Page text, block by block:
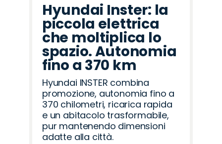
Hyundai Inster: la
piccola elettrica
che moltiplica lo
spazio. Autonomia
fino a 370 km
Hyundai INSTER combina
promozione, autonomia fino a
370 chilometri, ricarica rapida
e un abitacolo trasformabile,
pur mantenendo dimensioni
adatte alla città.